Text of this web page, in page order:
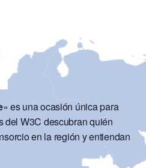
» es una ocasión única para
del W3C descubran quién
en la región y entiendan